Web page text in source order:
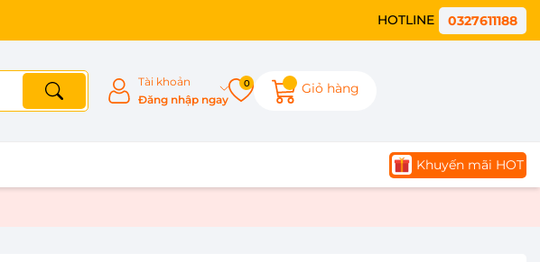
HOTLINE 0327611188
Tài khoản
Đăng nhập ngay
0 Giỏ hàng
Khuyến mãi HOT